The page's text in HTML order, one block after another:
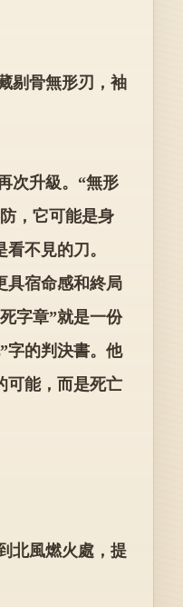
剔骨無形刃，袖
次升級。“無形
，它可能是身
不見的刀。
具宿命感和終局
字章”就是一份
字的判決書。他
可能，而是死亡
北風燃火處，提